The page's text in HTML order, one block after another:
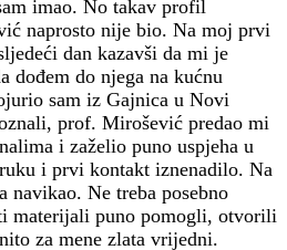
imao. No takav profil
naprosto nije bio. Na moj prvi
dan kazavši da mi je
dođem do njega na kućnu
sam iz Gajnica u Novi
prof. Mirošević predao mi
i zaželio puno uspjeha u
i prvi kontakt iznenadilo. Na
navikao. Ne treba posebno
materijali puno pomogli, otvorili
za mene zlata vrijedni.